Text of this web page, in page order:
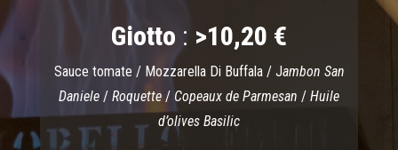
Giotto : >10,20 €
Sauce tomate / Mozzarella Di Buffala / Jambon San
Daniele / Roquette / Copeaux de Parmesan / Huile
d’olives Basilic